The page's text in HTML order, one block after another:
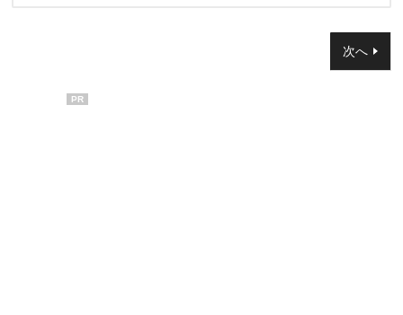
次へ
PR